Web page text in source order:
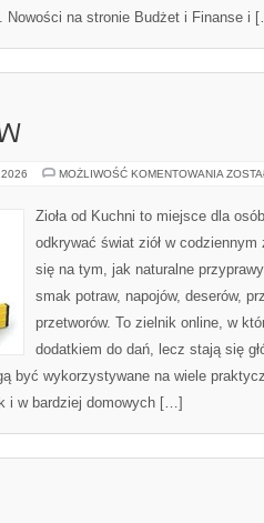
Nowości na stronie Budżet i Finanse i
MOŻLIWOŚĆ KOMENTOWANIA ŚWIAT
Zioła od Kuchni to miejsce dla
odkrywać świat ziół w
się na tym, jak naturalne
smak potraw, napojów, deserów,
przetworów. To zielnik online, w
dodatkiem do dań, lecz stają się
być wykorzystywane na wiele
i w bardziej domowych […]